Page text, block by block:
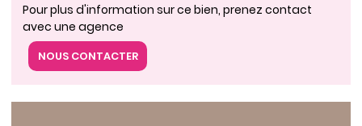
Pour plus d'information sur ce bien, prenez contact
avec une agence
NOUS CONTACTER